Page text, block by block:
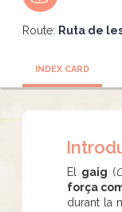
Route: Ruta de
INDEX CARD
El gaig (
força
durant la